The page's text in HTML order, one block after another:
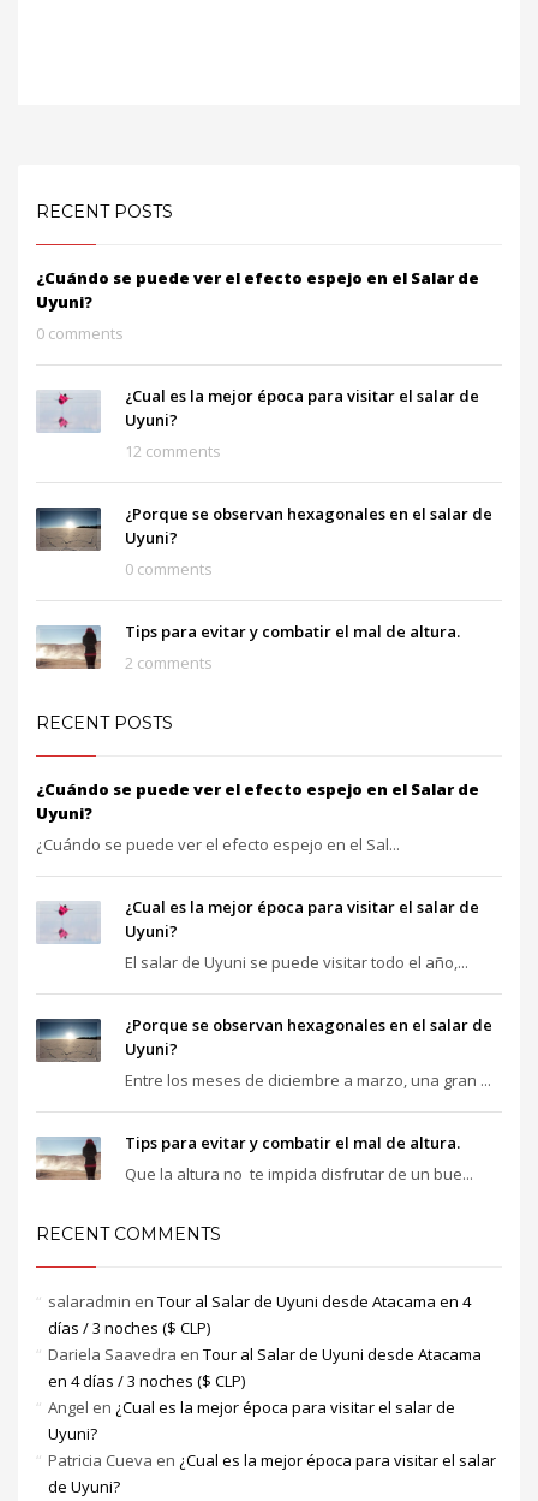
RECENT POSTS
¿Cuándo se puede ver el efecto espejo en el Salar de
Uyuni?
0 comments
¿Cual es la mejor época para visitar el salar de
Uyuni?
12 comments
¿Porque se observan hexagonales en el salar de
Uyuni?
0 comments
Tips para evitar y combatir el mal de altura.
2 comments
RECENT POSTS
¿Cuándo se puede ver el efecto espejo en el Salar de
Uyuni?
¿Cuándo se puede ver el efecto espejo en el Sal...
¿Cual es la mejor época para visitar el salar de
Uyuni?
El salar de Uyuni se puede visitar todo el año,...
¿Porque se observan hexagonales en el salar de
Uyuni?
Entre los meses de diciembre a marzo, una gran ...
Tips para evitar y combatir el mal de altura.
Que la altura no te impida disfrutar de un bue...
RECENT COMMENTS
salaradmin en Tour al Salar de Uyuni desde Atacama en 4
días / 3 noches ($ CLP)
Dariela Saavedra en Tour al Salar de Uyuni desde Atacama
en 4 días / 3 noches ($ CLP)
Angel en ¿Cual es la mejor época para visitar el salar de
Uyuni?
Patricia Cueva en ¿Cual es la mejor época para visitar el salar
de Uyuni?